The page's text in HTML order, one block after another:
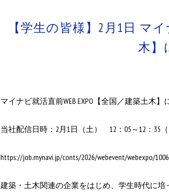
【学生の皆様】2月1日 マ
木】
マイナビ就活直前WEB EXPO【全国／建築土木】
当社配信日時：2月1日（土） 12：05～12：35（
https://job.mynavi.jp/conts/2026/webevent/webexpo/
建築・土木関連の企業をはじめ、学生時代に培